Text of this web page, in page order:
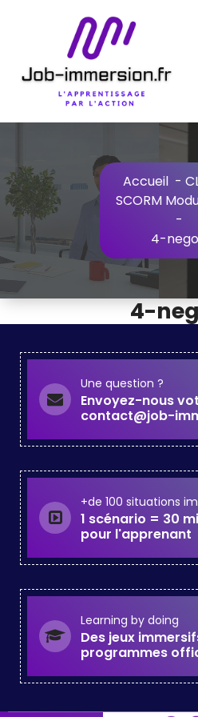
Accueil-
SCORM
-
4-
4-
Une question ?
Envoyez-nous
contact@job-
+de 100 situations
1 scénario = 30
pour l'apprenant
Learning by doing
Des jeux
programmes